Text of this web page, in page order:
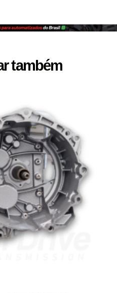
também